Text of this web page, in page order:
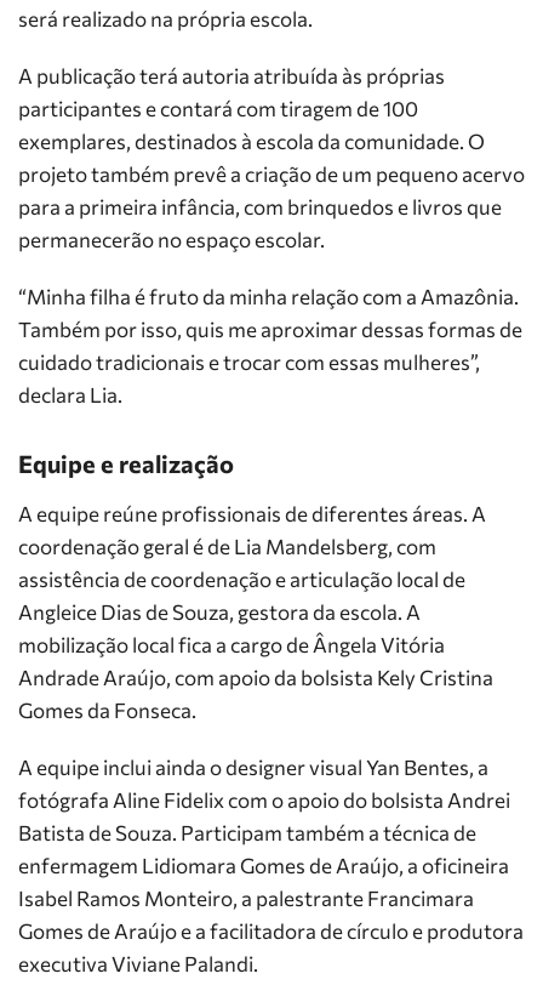
será realizado na própria escola.
A publicação terá autoria atribuída às próprias
participantes e contará com tiragem de 100
exemplares, destinados à escola da comunidade. O
projeto também prevê a criação de um pequeno acervo
para a primeira infância, com brinquedos e livros que
permanecerão no espaço escolar.
“Minha filha é fruto da minha relação com a Amazônia.
Também por isso, quis me aproximar dessas formas de
cuidado tradicionais e trocar com essas mulheres”,
declara Lia.
Equipe e realização
A equipe reúne profissionais de diferentes áreas. A
coordenação geral é de Lia Mandelsberg, com
assistência de coordenação e articulação local de
Angleice Dias de Souza, gestora da escola. A
mobilização local fica a cargo de Ângela Vitória
Andrade Araújo, com apoio da bolsista Kely Cristina
Gomes da Fonseca.
A equipe inclui ainda o designer visual Yan Bentes, a
fotógrafa Aline Fidelix com o apoio do bolsista Andrei
Batista de Souza. Participam também a técnica de
enfermagem Lidiomara Gomes de Araújo, a oficineira
Isabel Ramos Monteiro, a palestrante Francimara
Gomes de Araújo e a facilitadora de círculo e produtora
executiva Viviane Palandi.